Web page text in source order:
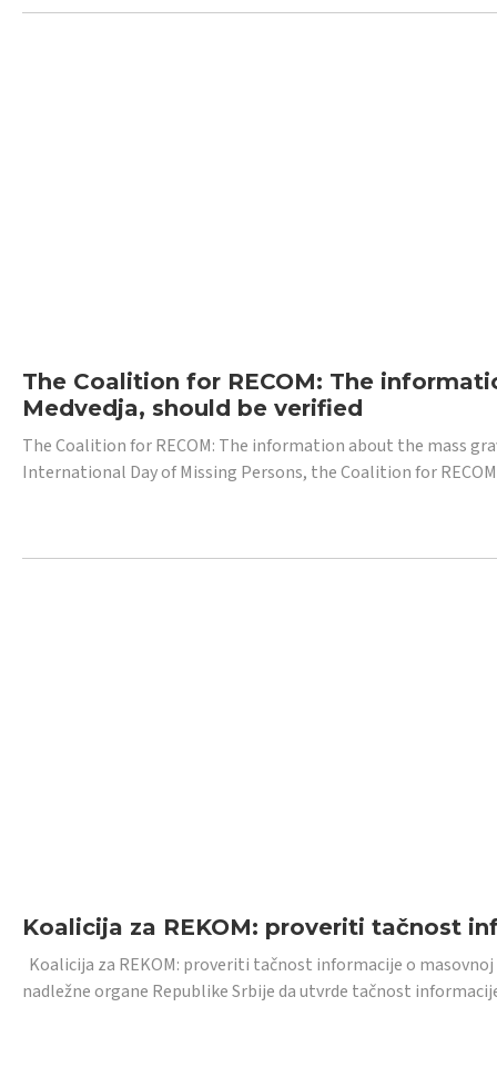
The Coalition for RECOM: The
Medvedja, should be verified
The Coalition for RECOM: The information about the mass
International Day of Missing Persons, the Coalition for
Koalicija za REKOM: proveriti tačnost
Koalicija za REKOM: proveriti tačnost informacije o
nadležne organe Republike Srbije da utvrde tačnost